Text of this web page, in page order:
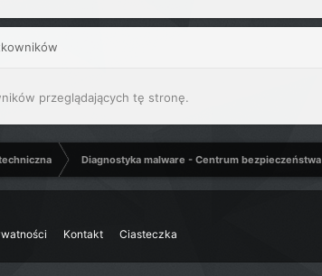
przeglądających tę stronę.
Diagnostyka malware - Centrum bezpieczeństwa
Kontakt Ciasteczka